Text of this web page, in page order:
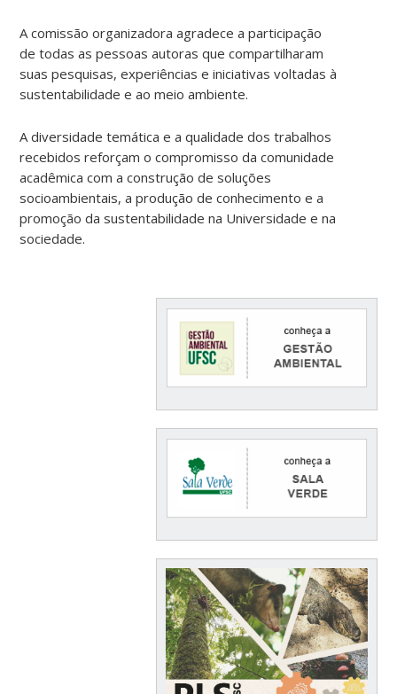
A comissão organizadora agradece a participação
de todas as pessoas autoras que compartilharam
suas pesquisas, experiências e iniciativas voltadas à
sustentabilidade e ao meio ambiente.
A diversidade temática e a qualidade dos trabalhos
recebidos reforçam o compromisso da comunidade
acadêmica com a construção de soluções
socioambientais, a produção de conhecimento e a
promoção da sustentabilidade na Universidade e na
sociedade.